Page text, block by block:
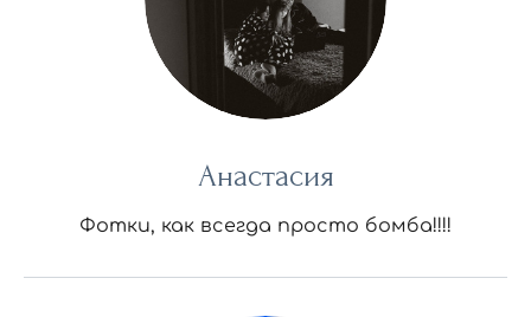
Анастасия
Фотки, как всегда просто бомба!!!!